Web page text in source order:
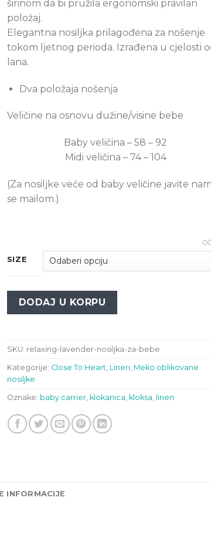
KM 251,55.KM
širinom da bi pružila ergonomski pravilan
položaj.
Elegantna nosiljka prilagođena za nošenje
tokom ljetnog perioda. Izrađena u cjelosti
lana.
Dva položaja nošenja
Veličine na osnovu dužine/visine bebe
Baby veličina – 58 – 92
Midi veličina – 74 – 104
(Za nosiljke veće od baby veličine javite
se mailom.)
SIZE
DODAJ U KORPU
SKU: relaxing-lavender-nosiljka-za-bebe
Kategorije: Close To Heart, Linen, Meko oblikovane
nosiljke
Oznake: baby carrier, klokanica, kloksa, linen
INFORMACIJE